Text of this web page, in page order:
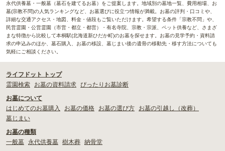
永代供養墓・一般墓（墓石を建てるお墓）をご提案します。地域別の墓地一覧、費用相場、お
墓(宗教不問)の人気ランキングなど、お墓選びに役立つ情報が満載。お墓の評判・口コミや、
詳細な交通アクセス・地図、料金・値段もご覧いただけます。希望する条件「宗教不問」や、
民営霊園・公営霊園（市営・都立・都営）・有名寺院、宗教・宗派、ペット供養など、さまざ
まな特徴から比較して本桐駅(北海道新ひだか町)のお墓を探せます。お墓の見学予約・資料請
求の申込みのほか、墓石購入、お墓の移設、墓じまい後の遺骨の移動先・移す方法についても
気軽にご相談ください。
ライフドット トップ
霊園検索
お墓の資料請求 ぴったりお墓診断
お墓について
はじめてのお墓購入
お墓の価格 お墓の選び方
お墓の引越し（改葬）
墓じまい
お墓の種類
一般墓
永代供養墓 樹木葬 納骨堂